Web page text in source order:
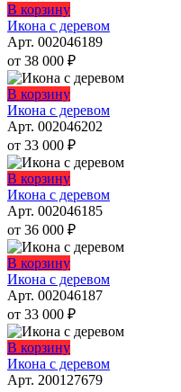
В корзинуЭтот
товар
имеет
несколько
вариаций.
Опции
можно
выбрать
на
странице
товара.
Икона с деревом
Арт. 002046189
от 38 000 ₽
В корзинуЭтот
товар
имеет
несколько
вариаций.
Опции
можно
выбрать
на
странице
товара.
Икона с деревом
Арт. 002046202
от 33 000 ₽
В корзинуЭтот
товар
имеет
несколько
вариаций.
Опции
можно
выбрать
на
странице
товара.
Икона с деревом
Арт. 002046185
от 36 000 ₽
В корзинуЭтот
товар
имеет
несколько
вариаций.
Опции
можно
выбрать
Икона с деревом
Арт. 002046187
от 33 000 ₽
В корзинуЭтот
товар
имеет
Икона с деревом
Арт. 200127679